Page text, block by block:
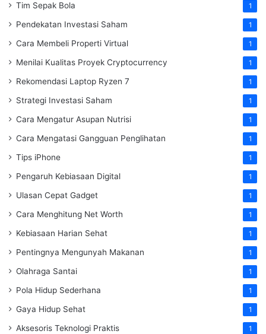
Tim Sepak Bola 1
Pendekatan Investasi Saham 1
Cara Membeli Properti Virtual 1
Menilai Kualitas Proyek Cryptocurrency 1
Rekomendasi Laptop Ryzen 7 1
Strategi Investasi Saham 1
Cara Mengatur Asupan Nutrisi 1
Cara Mengatasi Gangguan Penglihatan 1
Tips iPhone 1
Pengaruh Kebiasaan Digital 1
Ulasan Cepat Gadget 1
Cara Menghitung Net Worth 1
Kebiasaan Harian Sehat 1
Pentingnya Mengunyah Makanan 1
Olahraga Santai 1
Pola Hidup Sederhana 1
Gaya Hidup Sehat 1
Aksesoris Teknologi Praktis 1